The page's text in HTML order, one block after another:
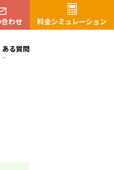
わせ 料金シミュレーション
ある質問